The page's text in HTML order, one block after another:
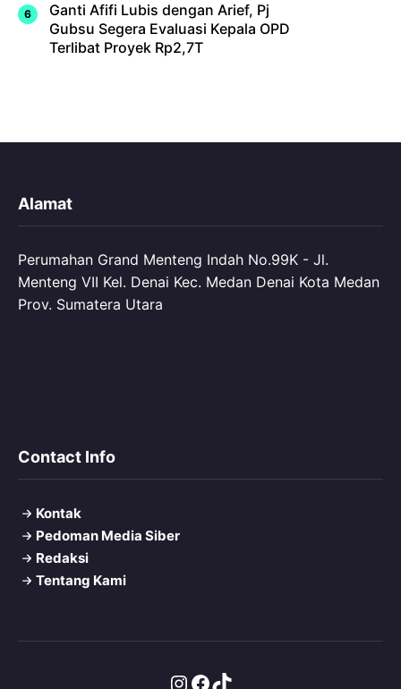
Ganti Afifi Lubis dengan Arief, Pj
Gubsu Segera Evaluasi Kepala OPD
Terlibat Proyek Rp2,7T
Alamat
Perumahan Grand Menteng Indah No.99K - Jl.
Menteng VII Kel. Denai Kec. Medan Denai Kota Medan
Prov. Sumatera Utara
Contact Info
Kontak
Pedoman Media Siber
Redaksi
Tentang Kami
Instagram
Facebook
TikTok